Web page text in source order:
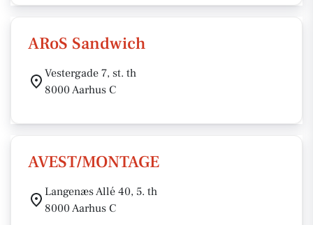
ARoS Sandwich
Vestergade 7, st. th
8000 Aarhus C
AVEST/MONTAGE
Langenæs Allé 40, 5. th
8000 Aarhus C